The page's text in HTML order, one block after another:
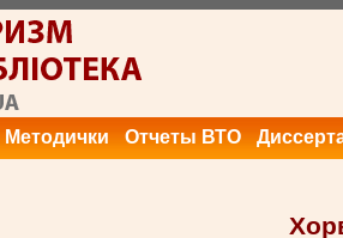
Методички Отчеты ВТО